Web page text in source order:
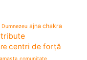
ajna chakra
centri de forță